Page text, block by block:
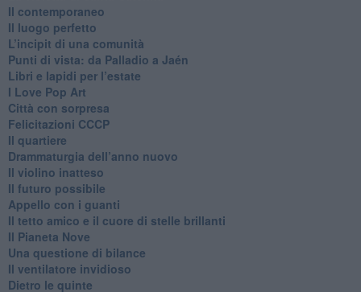
​Il contemporaneo
​Il luogo perfetto
​L’incipit di una comunità
Punti di vista: da Palladio a Jaén
​Libri e lapidi per l’estate
​I Love Pop Art
Città con sorpresa
Felicitazioni CCCP
​Il quartiere
​Drammaturgia dell’anno nuovo
​Il violino inatteso
​Il futuro possibile
​Appello con i guanti
​Il tetto amico e il cuore di stelle brillanti
​Il Pianeta Nove
​Una questione di bilance
​Il ventilatore invidioso
​Dietro le quinte